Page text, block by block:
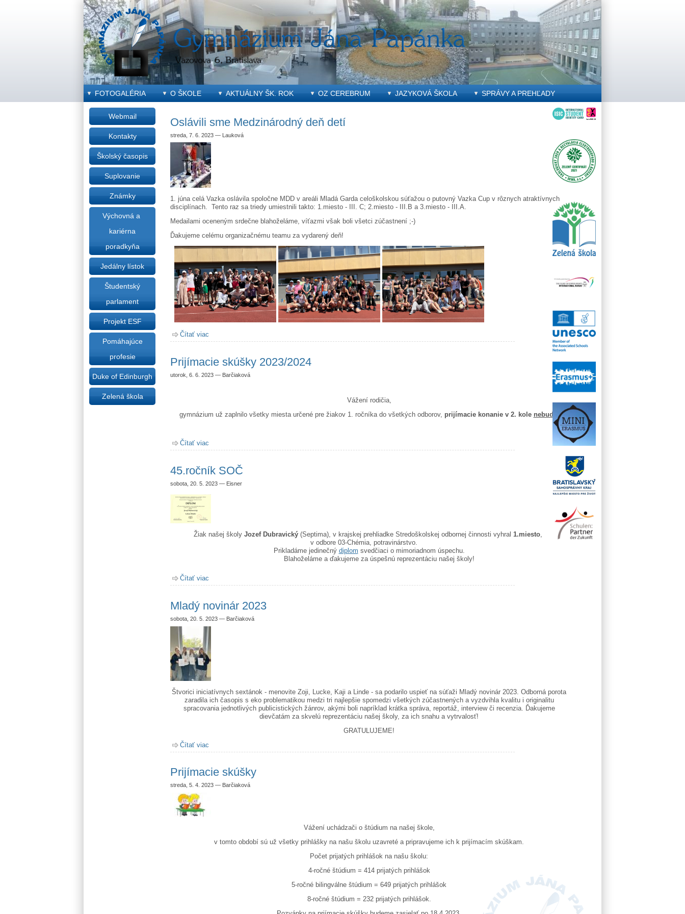
FOTOGALÉRIA O ŠKOLE AKTUÁLNY ŠK. ROK OZ CEREBRUM JAZYKOVÁ ŠKOLA SPRÁVY A PREHĽADY
Oslávili sme Medzinárodný deň detí
streda, 7. 6. 2023 — Lauková
1. júna celá Vazka oslávila spoločne MDD v areáli Mladá Garda celoškolskou súťažou o putovný Vazka Cup v rôznych atraktívnych
disciplínach. Tento raz sa triedy umiestnili takto: 1.miesto - III. C; 2.miesto - III.B a 3.miesto - III.A.
Medailami oceneným srdečne blahoželáme, víťazmi však boli všetci zúčastnení ;-)
Ďakujeme celému organizačnému teamu za vydarený deň!
Čítať viac
Prijímacie skúšky 2023/2024
utorok, 6. 6. 2023 — Barčiaková
Vážení rodičia,
gymnázium už zaplnilo všetky miesta určené pre žiakov 1. ročníka do všetkých odborov, prijímacie konanie v 2. kole nebude .
Čítať viac
45.ročník SOČ
sobota, 20. 5. 2023 — Eisner
Žiak našej školy Jozef Dubravický (Septima), v krajskej prehliadke Stredoškolskej odbornej činnosti vyhral 1.miesto
v odbore 03-Chémia, potravinárstvo
Prikladáme jedinečný diplom svedčiaci o mimoriadnom úspechu.
Blahoželáme a ďakujeme za úspešnú reprezentáciu našej školy!
Čítať viac
Mladý novinár 2023
sobota, 20. 5. 2023 — Barčiaková
Štvorici iniciatívnych sextánok - menovite Zoji, Lucke, Kaji a Linde - sa podarilo uspieť na súťaži Mladý novinár 2023. Odborná porota
zaradila ich časopis s eko problematikou medzi tri najlepšie spomedzi všetkých zúčastnených a vyzdvihla kvalitu i originalitu
spracovania jednotlivých publicistických žánrov, akými boli napríklad krátka správa, reportáž, interview či recenzia. Ďakujeme
dievčatám za skvelú reprezentáciu našej školy, za ich snahu a vytrvalosť!
GRATULUJEME!
Čítať viac
Prijímacie skúšky
streda, 5. 4. 2023 — Barčiaková
Vážení uchádzači o štúdium na našej škole,
v tomto období sú už všetky prihlášky na našu školu uzavreté a pripravujeme ich k prijímacím skúškam.
Počet prijatých prihlášok na našu školu:
4-ročné štúdium = 414 prijatých prihlášok
5-ročné bilingválne štúdium = 649 prijatých prihlášok
8-ročné štúdium = 232 prijatých prihlášok.
Webmail
Kontakty
Školský časopis
Suplovanie
Známky
Výchovná a
kariérna
poradkyňa
Jedálny lístok
Študentský
parlament
Projekt ESF
Pomáhajúce
profesie
Duke of Edinburgh
Zelená škola